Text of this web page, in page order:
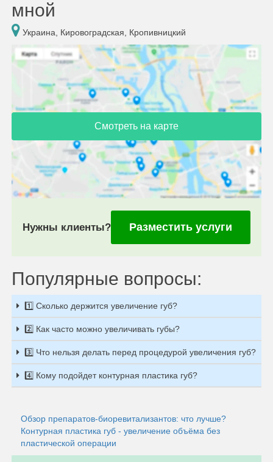
мной
Украина, Кировоградская, Кропивницкий
Смотреть на карте
Нужны клиенты? Разместить услуги
Популярные вопросы:
1️⃣ Сколько держится увеличение губ?
2️⃣ Как часто можно увеличивать губы?
3️⃣ Что нельзя делать перед процедурой увеличения губ?
4️⃣ Кому подойдет контурная пластика губ?
Обзор препаратов-биоревитализантов: что лучше?
Контурная пластика губ - увеличение объёма без
пластической операции